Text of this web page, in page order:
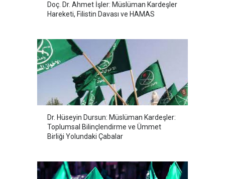
Doç. Dr. Ahmet İşler: Müslüman Kardeşler
Hareketi, Filistin Davası ve HAMAS
Dr. Hüseyin Dursun: Müslüman Kardeşler:
Toplumsal Bilinçlendirme ve Ümmet
Birliği Yolundaki Çabalar